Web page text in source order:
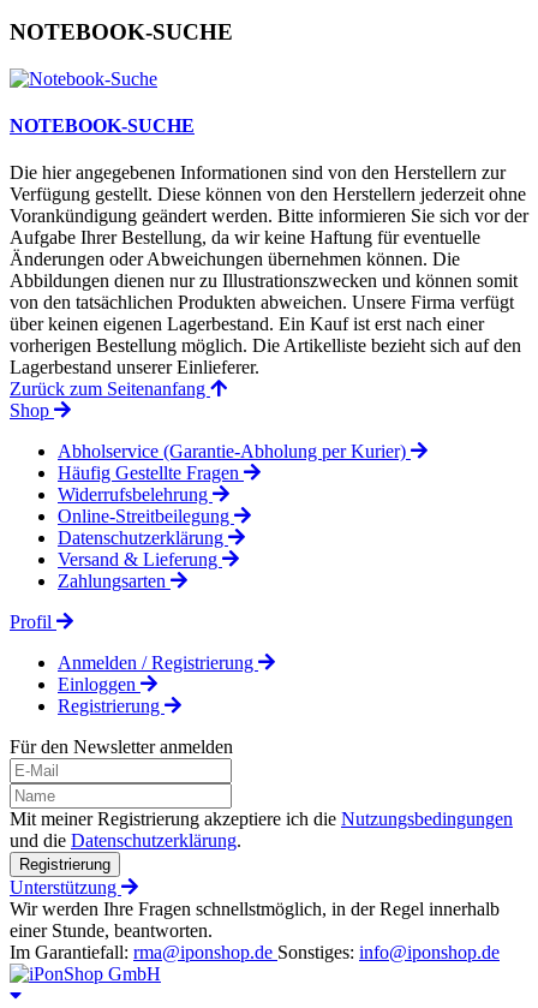
NOTEBOOK-SUCHE
NOTEBOOK-SUCHE
Die hier angegebenen Informationen sind von den Herstellern zur
Verfügung gestellt. Diese können von den Herstellern jederzeit ohne
Vorankündigung geändert werden. Bitte informieren Sie sich vor der
Aufgabe Ihrer Bestellung, da wir keine Haftung für eventuelle
Änderungen oder Abweichungen übernehmen können. Die
Abbildungen dienen nur zu Illustrationszwecken und können somit
von den tatsächlichen Produkten abweichen. Unsere Firma verfügt
über keinen eigenen Lagerbestand. Ein Kauf ist erst nach einer
vorherigen Bestellung möglich. Die Artikelliste bezieht sich auf den
Lagerbestand unserer Einlieferer.
Zurück zum Seitenanfang
Shop
Abholservice (Garantie-Abholung per Kurier)
Häufig Gestellte Fragen
Widerrufsbelehrung
Online-Streitbeilegung
Datenschutzerklärung
Versand & Lieferung
Zahlungsarten
Profil
Anmelden / Registrierung
Einloggen
Registrierung
Für den Newsletter anmelden
Mit meiner Registrierung akzeptiere ich die Nutzungsbedingungen
und die Datenschutzerklärung.
Registrierung
Unterstützung
Wir werden Ihre Fragen schnellstmöglich, in der Regel innerhalb
einer Stunde, beantworten.
Im Garantiefall: rma@iponshop.de Sonstiges: info@iponshop.de